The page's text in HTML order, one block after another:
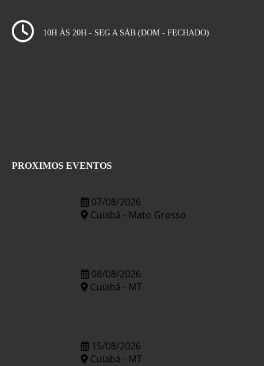
10H ÀS 20H - SEG A SÁB (DOM - FECHADO)
PROXIMOS EVENTOS
07/08/2026
Cuiabá - Mato Grosso
08/08/2026
Cuiabá - MT
15/08/2026
Cuiabá - MT